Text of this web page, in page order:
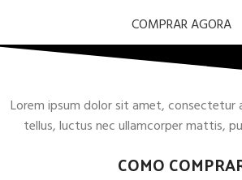
COMPRAR AGORA
Lorem ipsum dolor sit amet, consectetur
tellus, luctus nec ullamcorper mattis,
COMO